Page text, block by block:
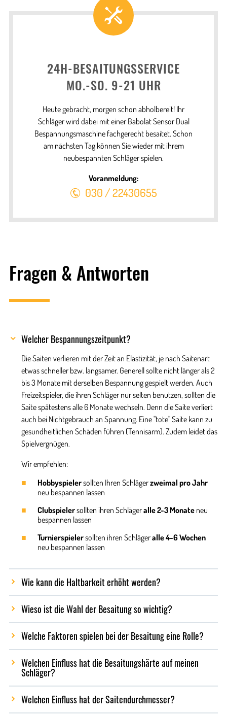
24H-BESAITUNGSSERVICE
MO.-SO. 9-21 UHR
Heute gebracht, morgen schon abholbereit! Ihr
Schläger wird dabei mit einer Babolat Sensor Dual
Bespannungs­maschine fachgerecht besaitet. Schon
am nächsten Tag können Sie wieder mit ihrem
neubespannten Schläger spielen.
Voranmeldung:
030 / 22430655
Fragen & Antworten
Welcher Bespannungszeitpunkt?
Die Saiten verlieren mit der Zeit an Elastizität, je nach Saitenart
etwas schneller bzw. langsamer. Generell sollte nicht länger als 2
bis 3 Monate mit derselben Bespannung gespielt werden. Auch
Freizeitspieler, die ihren Schläger nur selten benutzen, sollten die
Saite spätestens alle 6 Monate wechseln. Denn die Saite verliert
auch bei Nichtgebrauch an Spannung. Eine "tote" Saite kann zu
gesundheitlichen Schäden führen (Tennisarm). Zudem leidet das
Spielvergnügen.
Wir empfehlen:
Hobbyspielersollten Ihren Schlägerzweimal pro Jahr
neu bespannen lassen
Clubspielersollten ihren Schlägeralle 2-3 Monateneu
bespannen lassen
Turnierspielersollten ihren Schlägeralle 4-6 Wochen
neu bespannen lassen
Wie kann die Haltbarkeit erhöht werden?
Wieso ist die Wahl der Besaitung so wichtig?
Welche Faktoren spielen bei der Besaitung eine Rolle?
Welchen Einfluss hat die Besaitungshärte auf meinen
Schläger?
Welchen Einfluss hat der Saitendurchmesser?